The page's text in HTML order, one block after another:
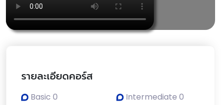
รายละเอียดคอร์ส
Basic 0
Intermediate 0